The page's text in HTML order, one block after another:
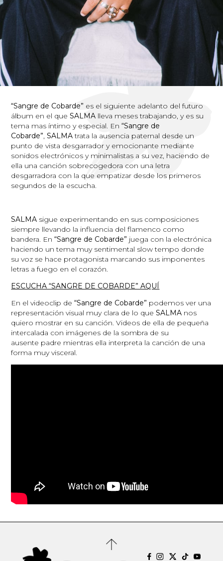
“Sangre de Cobarde” es el siguiente adelanto del futuro
álbum en el queSALMA lleva meses trabajando, y es su
tema mas íntimo y especial. En“Sangre de
Cobarde” ,SALMAtrata la ausencia paternal desde un
punto de vista desgarrador y emocionante mediante
sonidos electrónicos y minimalistas a su vez, haciendo de
ella una canción sobrecogedora con una letra
desgarradora con la que empatizar desde los primeros
segundos de la escucha.
SALMA sigue experimentando en sus composiciones
siempre llevando la influencia del flamenco como
bandera. En“Sangre de Cobarde” juega con la electrónica
haciendo un tema muy sentimental slow tempo donde
su voz se hace protagonista marcando sus imponentes
letras a fuego en el corazón.
ESCUCHA “SANGRE DE COBARDE” AQUÍ
En el videoclip de“Sangre de Cobarde” podemos ver una
representación visual muy clara de lo queSALMA nos
quiero mostrar en su canción. Videos de ella de pequeña
intercalada con imágenes de la sombra de su
ausente padre mientras ella interpreta la canción de una
forma muy visceral.